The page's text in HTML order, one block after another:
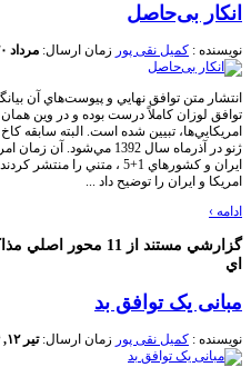
انکار بی‌حاصل
نویسنده : کمیل نقی پور زمان ارسال: مرداد ۲۰, ۱۳۹۴
انتشار متن توافق نهايي و پيوست‌هاي آن
توافق لوزان کاملاً درست بوده و در وين
امریکايي‌ها، تبيين شده است. البته سابقه
ژنو در آذرماه سال 1392
ايران و کشورهاي 1+5 ،
امریکا و ايران را توضيح داد ...
ادامه ›
گزارشي مستند از 11
اي
مبانی یک توافق بد
نویسنده : کمیل نقی پور زمان ارسال:تیر ۱۲, ۱۳۹۴